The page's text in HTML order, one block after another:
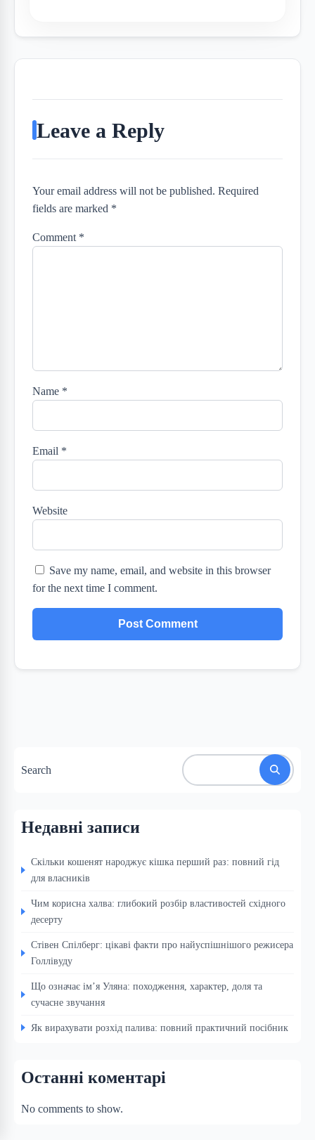
Leave a Reply
Your email address will not be published. Required
fields are marked *
Comment *
Name *
Email *
Website
Save my name, email, and website in this browser
for the next time I comment.
Search
Недавні записи
Скільки кошенят народжує кішка перший раз: повний гід
для власників
Чим корисна халва: глибокий розбір властивостей східного
десерту
Стівен Спілберг: цікаві факти про найуспішнішого режисера
Голлівуду
Що означає ім’я Уляна: походження, характер, доля та
сучасне звучання
Як вирахувати розхід палива: повний практичний посібник
Останні коментарі
No comments to show.